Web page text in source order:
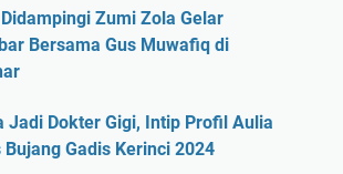
Zumi Zola Gelar
Bersama Gus Muwafiq di
Jadi Dokter Gigi, Intip Profil Aulia
Bujang Gadis Kerinci 2024